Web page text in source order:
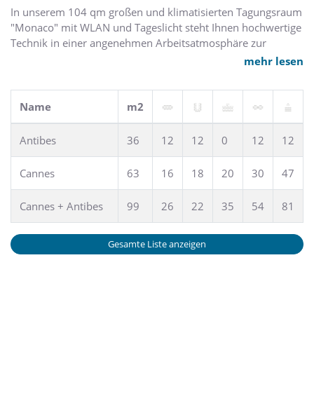
In unserem 104 qm großen und klimatisierten Tagungsraum
"Monaco" mit WLAN und Tageslicht steht Ihnen hochwertige
Technik in einer angenehmen Arbeitsatmosphäre zur
Verfügung. Hier können Veranstaltungen mit bis zu 120
mehr lesen
Name m2
Antibes 36 12 12 0 12 12
Cannes 63 16 18 20 30 47
Cannes + Antibes 99 26 22 35 54 81
Gesamte Liste anzeigen